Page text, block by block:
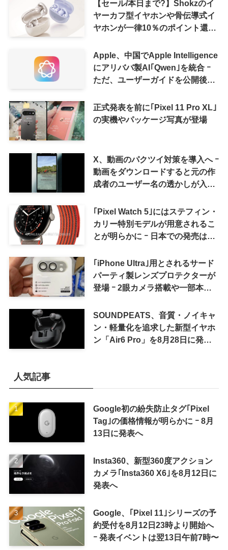
【セール/本日まで?】Shokzのイ
ヤーカフ型イヤホンや骨伝導式イ
ヤホンが一律10％のポイント還元
Apple、中国でApple Intelligence
にアリババ製AI｢Qwen｣を統合 ｰ
ただ、ユーザーガイドを公開後に
正式発表を前に｢Pixel 11 Pro XL｣
の実機やパッケージ写真が登場
X、動画のパクツイ対策を導入へ ｰ
動画をダウンロードすると元の作
成者のユーザー名の透かしが入る
｢Pixel Watch 5｣にはステフィン・
カリー特別モデルが用意されるこ
とが明らかに ｰ 日本での発売は期
｢iPhone Ultra｣用とされるサード
パーティ製レンズプロテクターが
登場 ｰ 2眼カメラ搭載や一部本体
SOUNDPEATS、音質・ノイキャ
ン・軽量化を追求した新型イヤホ
ン「Air6 Pro」を8月28日に発売
人気記事
Google初の紛失防止タグ｢Pixel
Tag｣の価格情報が明らかに ｰ 8月
13日に発表へ
Insta360、新型360度アクション
カメラ｢Insta360 X6｣を8月12日に
発表へ
Google、｢Pixel 11｣シリーズの予
約受付を8月12日23時より開始へ
ｰ 発表イベントは翌13日午前7時〜